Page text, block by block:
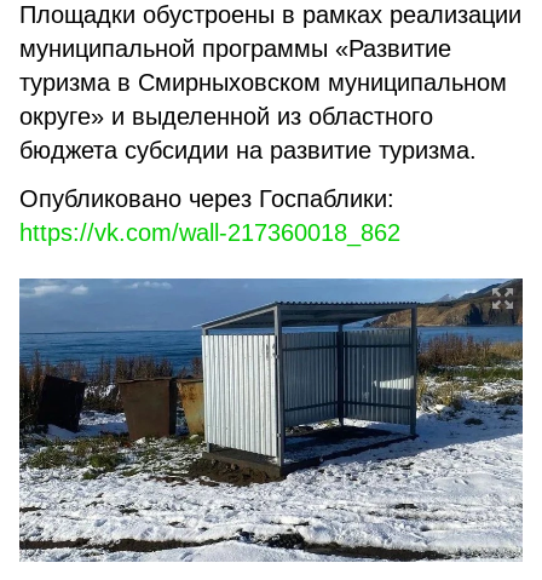
Площадки обустроены в рамках реализации
муниципальной программы «Развитие
туризма в Смирныховском муниципальном
округе» и выделенной из областного
бюджета субсидии на развитие туризма.
Опубликовано через Госпаблики:
https://vk.com/wall-217360018_862